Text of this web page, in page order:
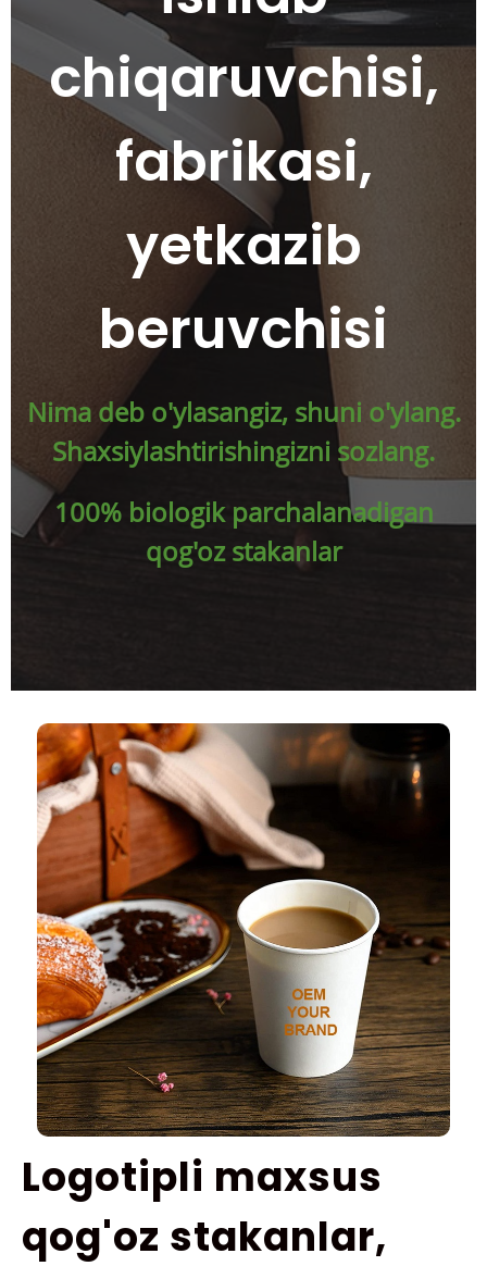
chiqaruvchisi,
fabrikasi,
yetkazib
beruvchisi
Nima deb o'ylasangiz, shuni o'ylang.
Shaxsiylashtirishingizni sozlang.
100% biologik parchalanadigan
qog'oz stakanlar
Logotipli maxsus
qog'oz stakanlar,